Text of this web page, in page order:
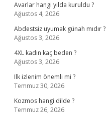
Avarlar hangi yılda kuruldu ?
Ağustos 4, 2026
Abdestsiz uyumak günah mıdır ?
Ağustos 3, 2026
4XL kadın kaç beden ?
Ağustos 3, 2026
Ilk izlenim önemli mi ?
Temmuz 30, 2026
Kozmos hangi dilde ?
Temmuz 26, 2026